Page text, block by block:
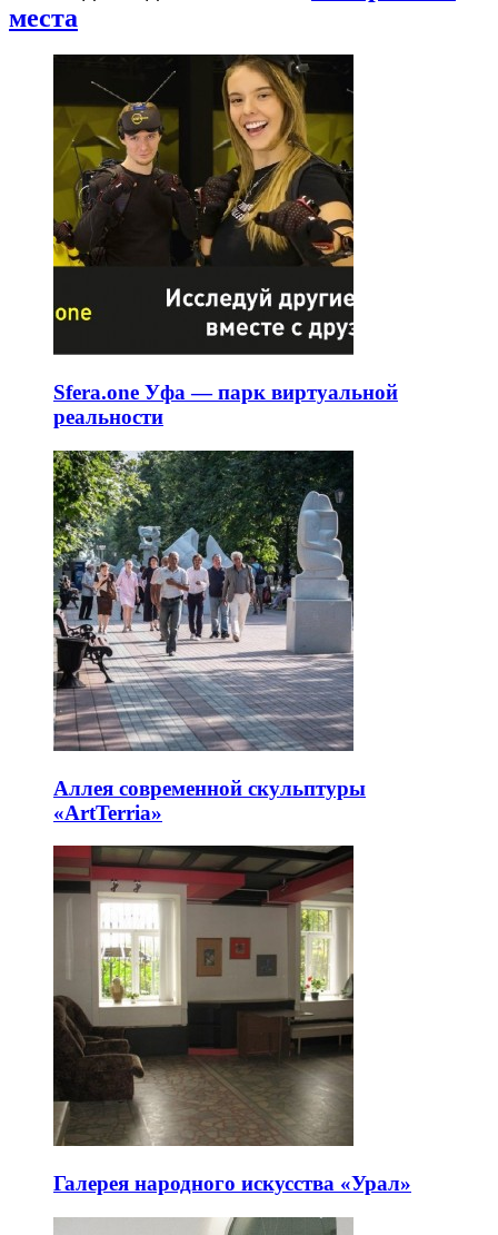
места
Sfera.one Уфа — парк виртуальной
реальности
Аллея современной скульптуры
«ArtTerria»
Галерея народного искусства «Урал»